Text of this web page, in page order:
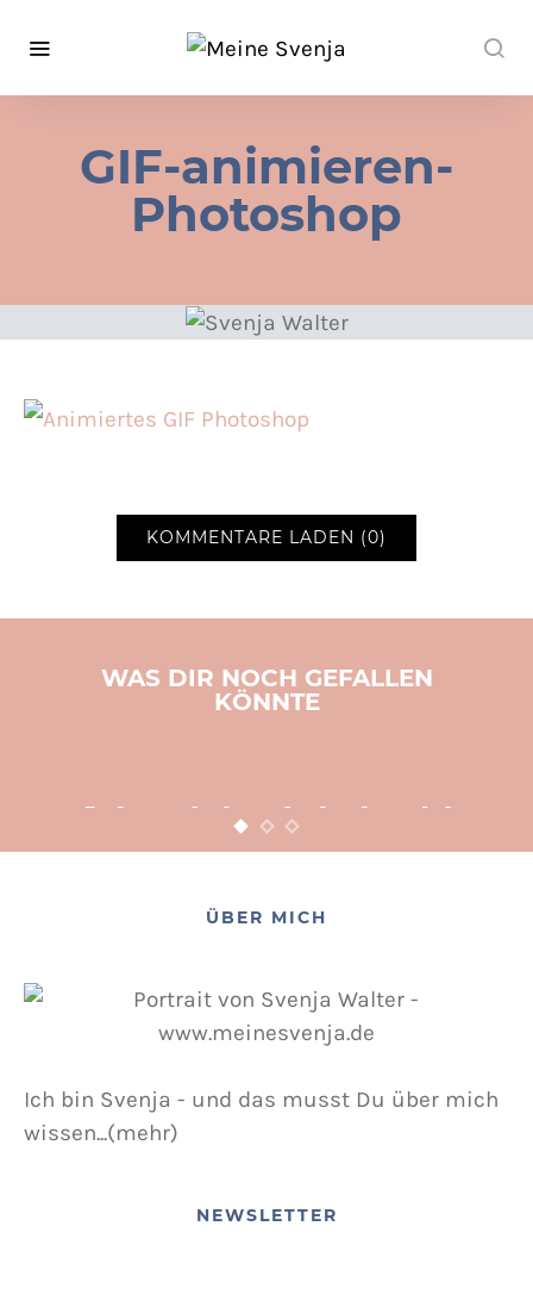
GIF-animieren-
Photoshop
KOMMENTARE LADEN (0)
WAS DIR NOCH GEFALLEN
KÖNNTE
Adventsbasteln leicht
gemacht
POSTED ON
ÜBER MICH
Ich bin Svenja - und das musst Du über mich
wissen...(mehr)
NEWSLETTER